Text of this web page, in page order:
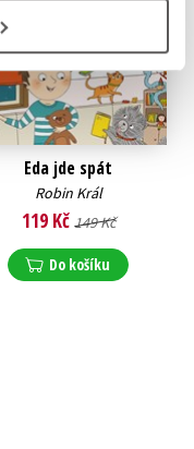
Eda jde spát
Robin Král
119 Kč 149 Kč
Do košíku